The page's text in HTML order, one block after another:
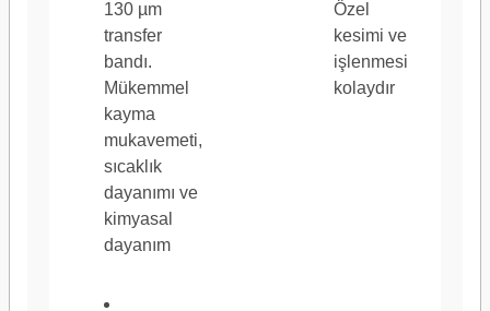
Tam Genişlik (Metrik)
Tam Uzunluk (metrik)
Yapıştırıcı Tipi
130 µm
transfer
bandı.
Mükemmel
kayma
mukavemeti,
sıcaklık
dayanımı ve
kimyasal
dayanım
Özel
kesimi ve
işlenmesi
kolaydır